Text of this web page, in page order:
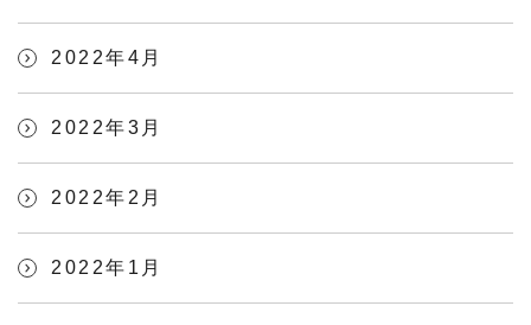
2022年4月
2022年3月
2022年2月
2022年1月